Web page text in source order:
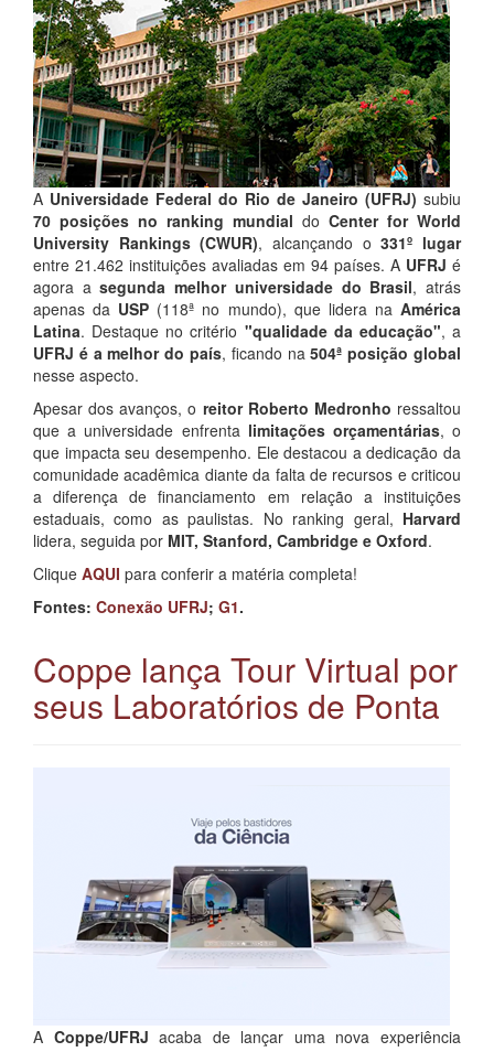
A Universidade Federal do Rio de Janeiro (UFRJ) subiu
70 posições no ranking mundial do Center for World
University Rankings (CWUR), alcançando o331º lugar
entre 21.462 instituições avaliadas em 94 países. A UFRJ é
agora asegunda melhor universidade do Brasil, atrás
apenas da USP (118ª no mundo), que lidera naAmérica
Latina. Destaque no critério "qualidade da educação", a
UFRJ é a melhor do país, ficando na 504ª posição global
nesse aspecto.
Apesar dos avanços, o reitor Roberto Medronho ressaltou
que a universidade enfrenta limitações orçamentárias, o
que impacta seu desempenho. Ele destacou a dedicação da
comunidade acadêmica diante da falta de recursos e criticou
a diferença de financiamento em relação a instituições
estaduais, como as paulistas. No ranking geral, Harvard
lidera, seguida por MIT, Stanford, Cambridge e Oxford.
Clique AQUI para conferir a matéria completa!
Fontes: Conexão UFRJ; G1.
Coppe lança Tour Virtual por
seus Laboratórios de Ponta
A Coppe/UFRJ acaba de lançar uma nova experiência